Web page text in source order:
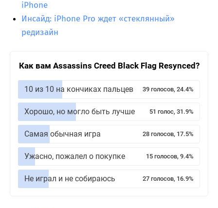
iPhone
Инсайд: iPhone Pro ждет «стеклянный»
редизайн
Как вам Assassins Creed Black Flag Resynced?
10 из 10 на кончиках пальцев 39 голосов, 24.4%
Хорошо, но могло быть лучше 51 голос, 31.9%
Самая обычная игра 28 голосов, 17.5%
Ужасно, пожалел о покупке 15 голосов, 9.4%
Не играл и не собираюсь 27 голосов, 16.9%